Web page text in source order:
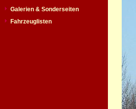
Galerien & Sonderseiten
Fahrzeuglisten